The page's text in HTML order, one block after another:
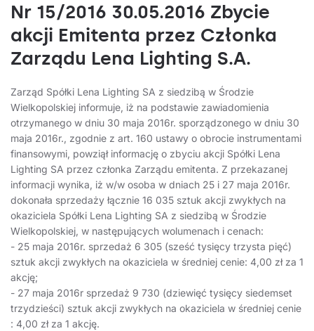
Nr 15/2016 30.05.2016 Zbycie
akcji Emitenta przez Członka
Zarządu Lena Lighting S.A.
Zarząd Spółki Lena Lighting SA z siedzibą w Środzie
Wielkopolskiej informuje, iż na podstawie zawiadomienia
otrzymanego w dniu 30 maja 2016r. sporządzonego w dniu 30
maja 2016r., zgodnie z art. 160 ustawy o obrocie instrumentami
finansowymi, powziął informację o zbyciu akcji Spółki Lena
Lighting SA przez członka Zarządu emitenta. Z przekazanej
informacji wynika, iż w/w osoba w dniach 25 i 27 maja 2016r.
dokonała sprzedaży łącznie 16 035 sztuk akcji zwykłych na
okaziciela Spółki Lena Lighting SA z siedzibą w Środzie
Wielkopolskiej, w następujących wolumenach i cenach:
- 25 maja 2016r. sprzedaż 6 305 (sześć tysięcy trzysta pięć)
sztuk akcji zwykłych na okaziciela w średniej cenie: 4,00 zł za 1
akcję;
- 27 maja 2016r sprzedaż 9 730 (dziewięć tysięcy siedemset
trzydzieści) sztuk akcji zwykłych na okaziciela w średniej cenie
: 4,00 zł za 1 akcję.